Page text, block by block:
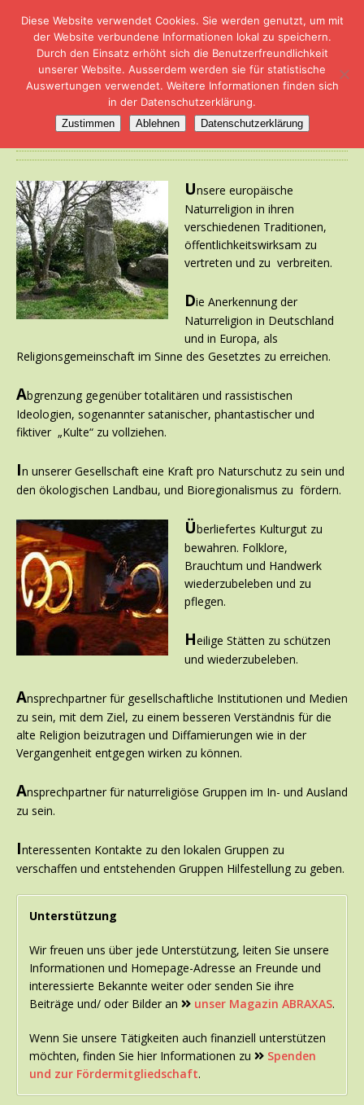
Ziele
Unsere europäische
Naturreligion in ihren
verschiedenen Traditionen,
öffentlichkeitswirksam zu
vertreten und zu verbreiten.
Die Anerkennung der
Naturreligion in Deutschland
und in Europa, als
Religionsgemeinschaft im Sinne des Gesetztes zu erreichen.
Abgrenzung gegenüber totalitären und rassistischen
Ideologien, sogenannter satanischer, phantastischer und
fiktiver „Kulte“ zu vollziehen.
In unserer Gesellschaft eine Kraft pro Naturschutz zu sein und
den ökologischen Landbau, und Bioregionalismus zu fördern.
Überliefertes Kulturgut zu
bewahren. Folklore,
Brauchtum und Handwerk
wiederzubeleben und zu
pflegen.
Heilige Stätten zu schützen
und wiederzubeleben.
Ansprechpartner für gesellschaftliche Institutionen und Medien
zu sein, mit dem Ziel, zu einem besseren Verständnis für die
alte Religion beizutragen und Diffamierungen wie in der
Vergangenheit entgegen wirken zu können.
Ansprechpartner für naturreligiöse Gruppen im In- und Ausland
zu sein.
Interessenten Kontakte zu den lokalen Gruppen zu
verschaffen und entstehenden Gruppen Hilfestellung zu geben.
Unterstützung
Wir freuen uns über jede Unterstützung, leiten Sie unsere
Informationen und Homepage-Adresse an Freunde und
interessierte Bekannte weiter oder senden Sie ihre
Beiträge und/ oder Bilder an
unser Magazin ABRAXAS.
Wenn Sie unsere Tätigkeiten auch finanziell unterstützen
möchten, finden Sie hier Informationen zu
Spenden
und zur Fördermitgliedschaft.
Diese Website verwendet Cookies. Sie werden genutzt, um mit
der Website verbundene Informationen lokal zu speichern.
Durch den Einsatz erhöht sich die Benutzerfreundlichkeit
unserer Website. Ausserdem werden sie für statistische
Auswertungen verwendet. Weitere Informationen finden sich
in der Datenschutzerklärung.
Zustimmen Ablehnen Datenschutzerklärung